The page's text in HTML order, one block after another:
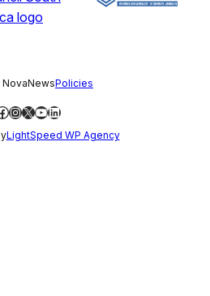
NovaNewsPolicies
Instagram
X YouTube
LinkedIn
LightSpeed WP Agency